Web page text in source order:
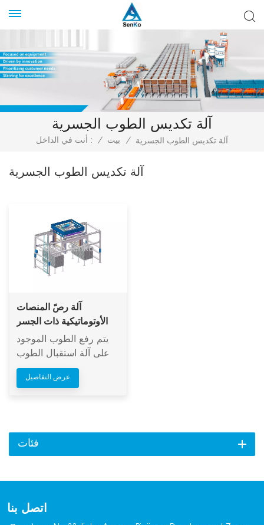
آلة تكديس الطوب الجسرية
أنت في الداخل : / بيت / آلة تكديس الطوب الجسرية
آلة تكديس الطوب الجسرية
آلة رصّ المنصات
الأوتوماتيكية ذات الجسر
يتم رفع الطوب الموجود
على آلة استقبال الطوب
وتكديسه على الجانب
الأيسر إلى عدد الطبقات
عرض التفاصيل
فئات
اتصل بنا